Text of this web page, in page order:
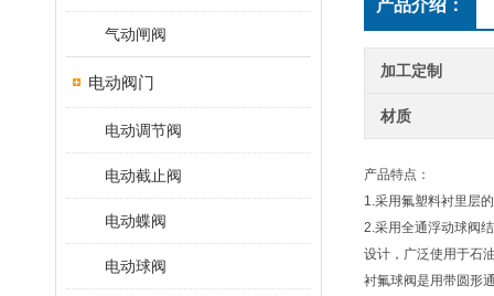
气动闸阀
电动阀门
电动调节阀
电动截止阀
电动蝶阀
电动球阀
产品介绍：
加工定制
材质
产品特点：
1.采用氟塑料衬里层
2.采用全通浮动球阀
设计，广泛使用于石
衬氟球阀是用带圆形